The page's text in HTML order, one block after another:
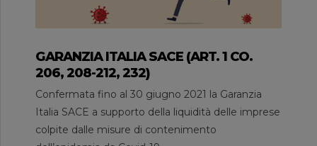
GARANZIA ITALIA SACE (ART. 1 CO.
206, 208-212, 232)
Confermata fino al 30 giugno 2021 la Garanzia
Italia SACE a supporto della liquidità delle imprese
colpite dalle misure di contenimento